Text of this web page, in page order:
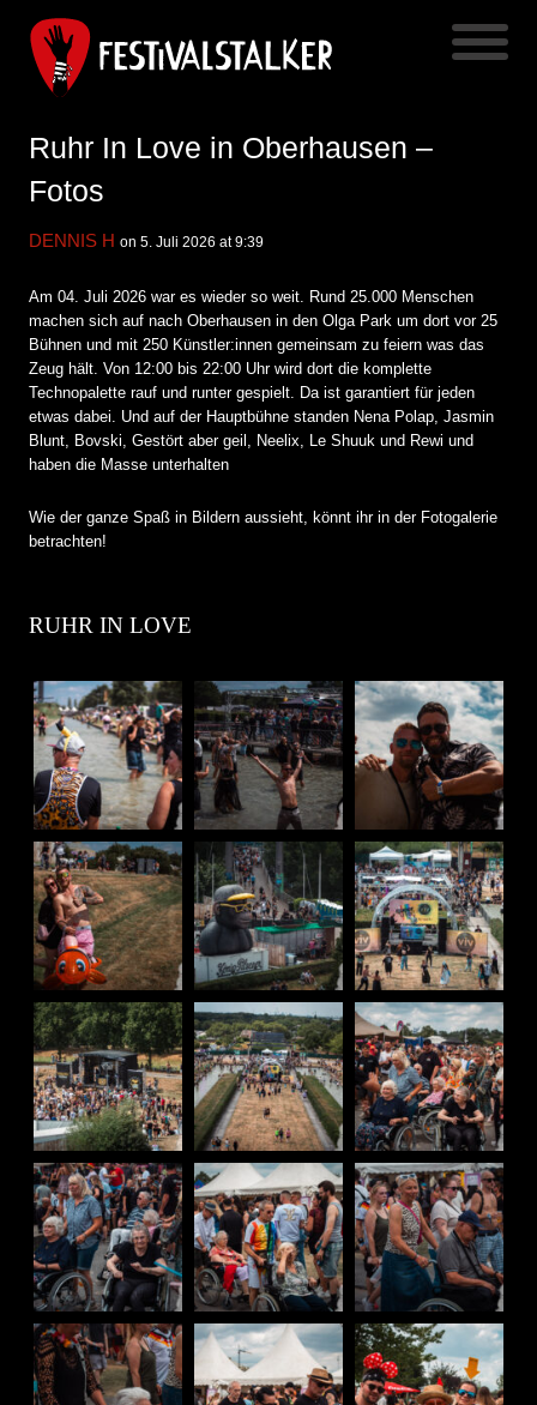
Ruhr In Love in Oberhausen –
Fotos
DENNIS H on 5. Juli 2026 at 9:39
Am 04. Juli 2026 war es wieder so weit. Rund 25.000 Menschen
machen sich auf nach Oberhausen in den Olga Park um dort vor 25
Bühnen und mit 250 Künstler:innen gemeinsam zu feiern was das
Zeug hält. Von 12:00 bis 22:00 Uhr wird dort die komplette
Technopalette rauf und runter gespielt. Da ist garantiert für jeden
etwas dabei. Und auf der Hauptbühne standen Nena Polap, Jasmin
Blunt, Bovski, Gestört aber geil, Neelix, Le Shuuk und Rewi und
haben die Masse unterhalten
Wie der ganze Spaß in Bildern aussieht, könnt ihr in der Fotogalerie
betrachten!
RUHR IN LOVE